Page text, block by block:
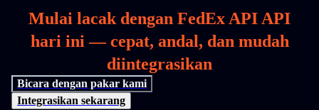
Mulai lacak dengan FedEx API API
hari ini — cepat, andal, dan mudah
diintegrasikan
Bicara dengan pakar kami
Integrasikan sekarang